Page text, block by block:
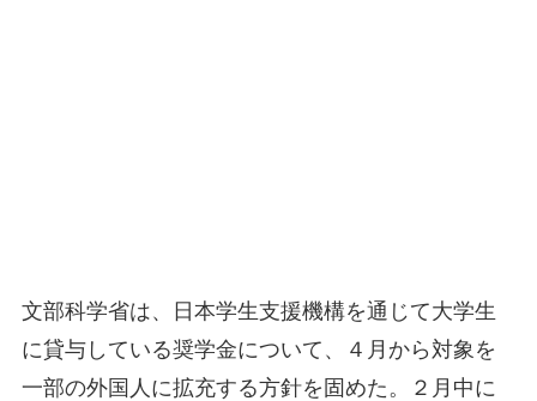
文部科学省は、日本学生支援機構を通じて大学生
に貸与している奨学金について、４月から対象を
一部の外国人に拡充する方針を固めた。２月中に